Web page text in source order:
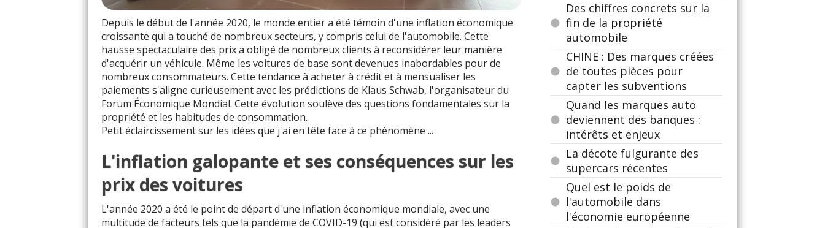
Depuis le début de l'année 2020, le monde entier a été témoin d'une inflation économique
croissante qui a touché de nombreux secteurs, y compris celui de l'automobile. Cette
hausse spectaculaire des prix a obligé de nombreux clients à reconsidérer leur manière
d'acquérir un véhicule. Même les voitures de base sont devenues inabordables pour de
nombreux consommateurs. Cette tendance à acheter à crédit et à mensualiser les
paiements s'aligne curieusement avec les prédictions de Klaus Schwab, l'organisateur du
Forum Économique Mondial. Cette évolution soulève des questions fondamentales sur la
propriété et les habitudes de consommation.
Petit éclaircissement sur les idées que j'ai en tête face à ce phénomène ...
L'inflation galopante et ses conséquences sur les
prix des voitures
L'année 2020 a été le point de départ d'une inflation économique mondiale, avec une
multitude de facteurs tels que la pandémie de COVID-19 (qui est considéré par les leaders
Des chiffres concrets sur la
fin de la propriété
automobile
CHINE : Des marques créées
de toutes pièces pour
capter les subventions
Quand les marques auto
deviennent des banques :
intérêts et enjeux
La décote fulgurante des
supercars récentes
Quel est le poids de
l'automobile dans
l'économie européenne